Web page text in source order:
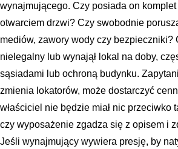
wynajmującego. Czy posiada on
otwarciem drzwi? Czy swobodnie
mediów, zawory wody czy bezpieczniki?
nielegalny lub wynajął lokal na doby,
sąsiadami lub ochroną budynku.
zmienia lokatorów, może dostarczyć
właściciel nie będzie miał nic
czy wyposażenie zgadza się z opisem i
Jeśli wynajmujący wywiera presję, by